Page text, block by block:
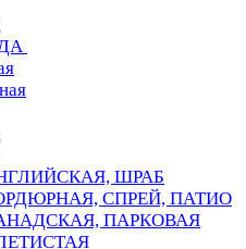
ШРАБ
СПРЕЙ, ПАТИО
ПАРКОВАЯ